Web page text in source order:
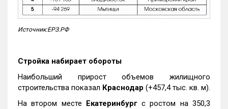
Источник:ЕРЗ.РФ
Стройка набирает обороты
Наибольший прирост объемов жилищного
строительства показал Краснодар (+457,4 тыс. кв. м).
На втором месте Екатеринбургс ростом на 350,3